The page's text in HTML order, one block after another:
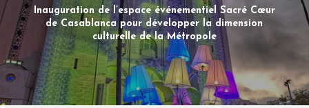
Inauguration de l’espace événementiel Sacré Cœur
de Casablanca pour développer la dimension
culturelle de la Métropole